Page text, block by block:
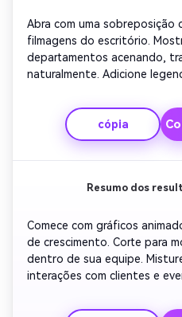
Abra com uma sobreposição
filmagens do escritório.
departamentos acenando,
naturalmente. Adicione
compartilhando palavras de
ritmo constante com música
com o logotipo da empresa
novos membros a bordo.
cópia
Resumo dos
Comece com gráficos
de crescimento. Corte para
dentro de sua equipe.
interações com clientes e
Use transições sutis e